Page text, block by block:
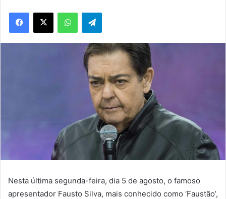
WhatsAppTelegram
Nesta última segunda-feira, dia 5 de agosto, o famoso
apresentador Fausto Silva, mais conhecido como ‘Faustão’,